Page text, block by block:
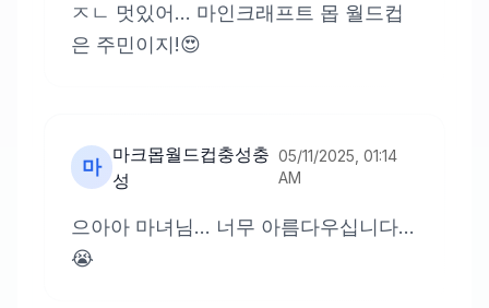
ㅈㄴ 멋있어... 마인크래프트 몹 월드컵
은 주민이지!😍
마
마크몹월드컵충성충
성
05/11/2025, 01:14
AM
으아아 마녀님... 너무 아름다우십니다...
😭